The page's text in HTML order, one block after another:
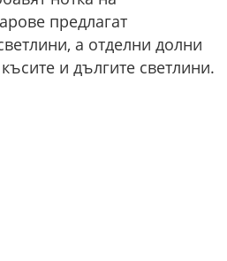
предлагат
а отделни долни
и дългите светлини.